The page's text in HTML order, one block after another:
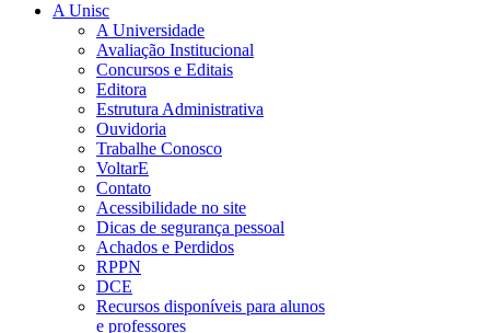
A Unisc
A Universidade
Avaliação Institucional
Concursos e Editais
Editora
Estrutura Administrativa
Ouvidoria
Trabalhe Conosco
VoltarE
Contato
Acessibilidade no site
Dicas de segurança pessoal
Achados e Perdidos
RPPN
DCE
Recursos disponíveis para alunos
e professores